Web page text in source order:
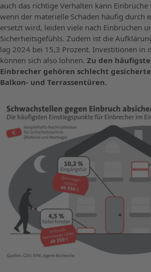
auch das richtige Verhalten kann
wenn der materielle Schaden häufig durch
ersetzt wird, leiden viele nach Einbrüchen
Sicherheitsgefühls. Zudem ist die
lag 2024 bei 15,3 Prozent. Investitionen in
können sich also lohnen. Zu den
Einbrecher gehören schlecht
Balkon- und Terrassentüren.